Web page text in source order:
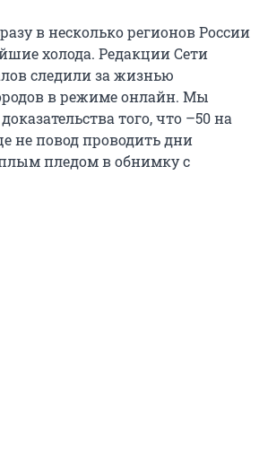
в несколько регионов России
холода. Редакции Сети
следили за жизнью
в режиме онлайн. Мы
того, что –50 на
не повод проводить дни
пледом в обнимку с